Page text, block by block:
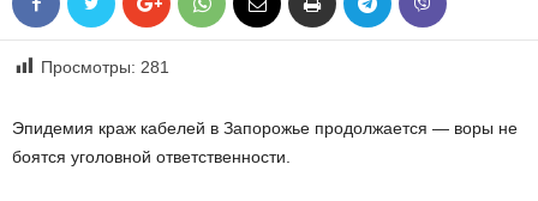
Просмотры: 281
Эпидемия краж кабелей в Запорожье продолжается — воры не
боятся уголовной ответственности.